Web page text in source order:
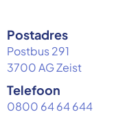
Postadres
Postbus 291
3700 AG Zeist
Telefoon
0800 64 64 644